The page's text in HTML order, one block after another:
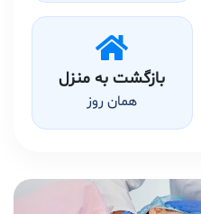
بازگشت به منزل
همان روز